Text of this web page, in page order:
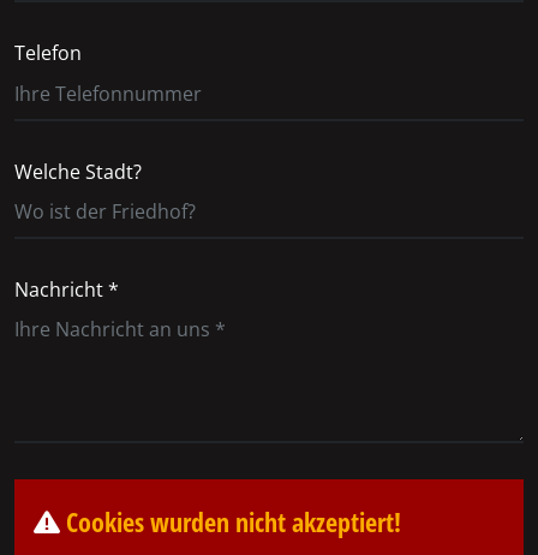
Telefon
Welche Stadt?
Nachricht *
Cookies wurden nicht akzeptiert!